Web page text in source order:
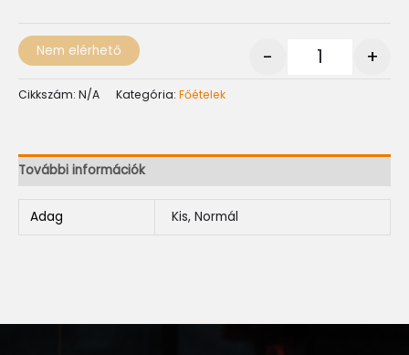
- +
Nem elérhető
Cikkszám: N/A Kategória: Főételek
További információk
Adag Kis, Normál